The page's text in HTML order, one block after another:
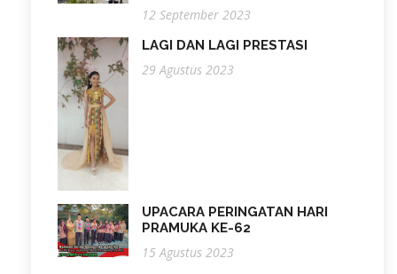
12 September 2023
LAGI DAN LAGI PRESTASI
29 Agustus 2023
UPACARA PERINGATAN HARI
PRAMUKA KE-62
15 Agustus 2023